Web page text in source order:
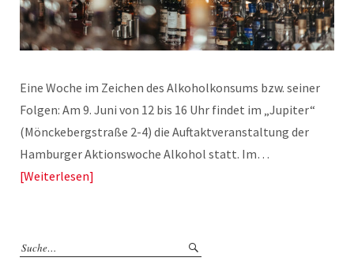
Eine Woche im Zeichen des Alkoholkonsums bzw. seiner
Folgen: Am 9. Juni von 12 bis 16 Uhr findet im „Jupiter“
(Mönckebergstraße 2-4) die Auftaktveranstaltung der
Hamburger Aktionswoche Alkohol statt. Im…
Weiterlesen